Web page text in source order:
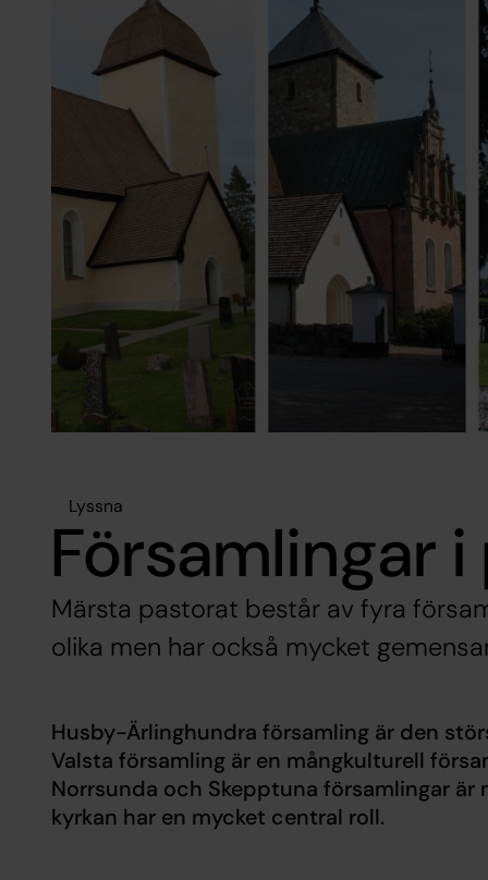
Lyssna
Församlingar
Märsta pastorat består av fyra
olika men har också mycket
Husby-Ärlinghundra församling är den
Valsta församling är en mångkulturell
Norrsunda och Skepptuna församlingar
kyrkan har en mycket central roll.